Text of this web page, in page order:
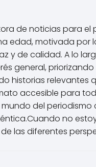
de noticias para
edad, motivada por
y de calidad. A lo
general,
historias
accesible para
del
no
las diferentes